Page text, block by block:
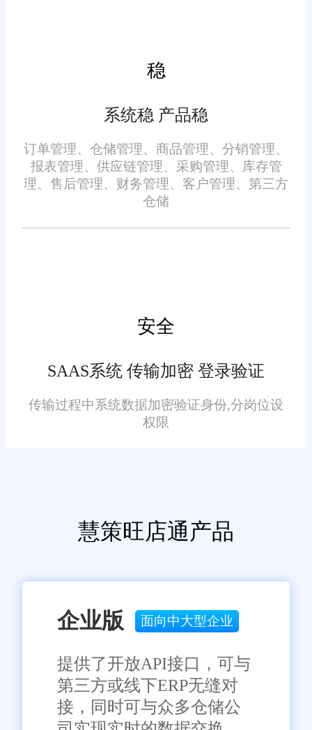
5. 财务管理
财务管理模块可以实现财务
数据的准确统计、财务报表的生
成、费用管理等。它有助于企业
实时掌握财务状况，支持企业进
ERP进销存软件具备订单管理、
理、财务管理、报表分析、智能
分析与决策支持、电子商务集成
等功能，能够协助服装企业提高
嫌侵犯知识产权时，请及时与我们联系，并提供身份证明、权属证
明及详细不实或侵权情况证明，我们将尽快处理。
稳
系统稳 产品稳
订单管理、仓储管理、商品管理、分销管理、
报表管理、供应链管理、采购管理、库存管
理、售后管理、财务管理、客户管理、第三方
仓储
安全
SAAS系统 传输加密 登录验证
传输过程中系统数据加密验证身份,分岗位设
权限
慧策旺店通产品
企业版 面向中大型企业
提供了开放API接口，可与
第三方或线下ERP无缝对
接，同时可与众多仓储公